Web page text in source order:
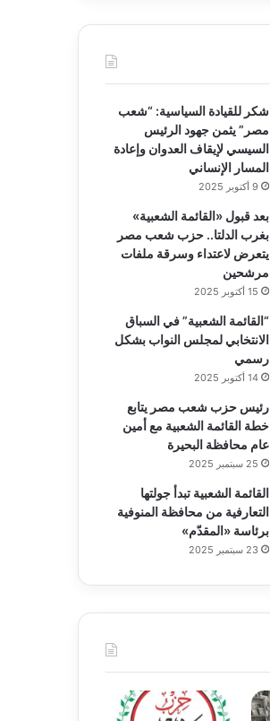
​شكر للقيادة السياسية: “شعب
مصر” يثمن جهود الرئيس
السيسي لإيقاف العدوان وإعادة
المسار الإنساني
9 أكتوبر 2025
بعد قبول «القائمة الشعبية»
بغرب الدلتا.. حزب شعب مصر
يتعرض لاعتداء وسرقة ملفات
مرشحين
15 أكتوبر 2025
“القائمة الشعبية” في السباق
الانتخابي لمجلس النواب بشكل
رسمي
14 أكتوبر 2025
رئيس حزب شعب مصر يتابع
خطة القائمة الشعبية مع أمين
عام محافظة البحيرة
25 سبتمبر 2025
القائمة الشعبية تبدأ جولتها
التعارفية من محافظة المنوفية
برئاسة «المقدّم»
23 سبتمبر 2025